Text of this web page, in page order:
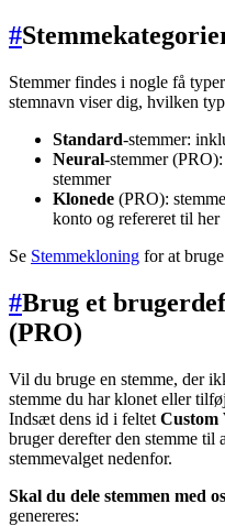
#
Stemmer findes i nogle få
stemnavn viser dig, hvilken
Standard-stemmer:
Neural-stemmer
stemmer
Klonede (PRO):
konto og refereret til her
Se Stemmekloning for at
#Brug et
(PRO)
Vil du bruge en stemme, der
stemme du har klonet eller
Indsæt dens id i feltet Custom
bruger derefter den stemme
stemmevalget nedenfor.
Skal du dele stemmen med
genereres: